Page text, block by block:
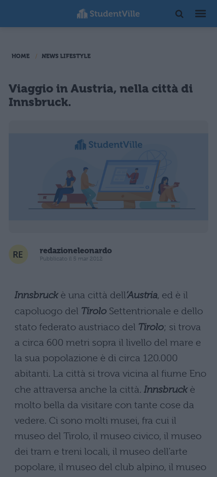
HOME NEWS LIFESTYLE
Viaggio in Austria, nella città di
Innsbruck.
redazioneleonardo
Pubblicato il 5 mar 2012
Innsbruck è una città dell’Austria, ed è il
capoluogo del Tirolo Settentrionale e dello
stato federato austriaco del Tirolo; si trova
a circa 600 metri sopra il livello del mare e
la sua popolazione è di circa 120.000
abitanti. La città si trova vicina al fiume Eno
che attraversa anche la città. Innsbruck è
molto bella da visitare con tante cose da
vedere. Ci sono molti musei, fra cui il
museo del Tirolo, il museo civico, il museo
dei tram e treni locali, il museo dell’arte
popolare, il museo del club alpino, il museo